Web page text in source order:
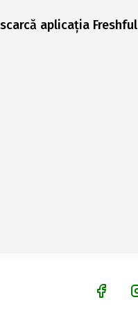
aplicația Freshful